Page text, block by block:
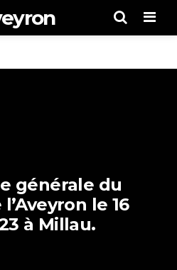
générale du
l’Aveyron le 16
à Millau.